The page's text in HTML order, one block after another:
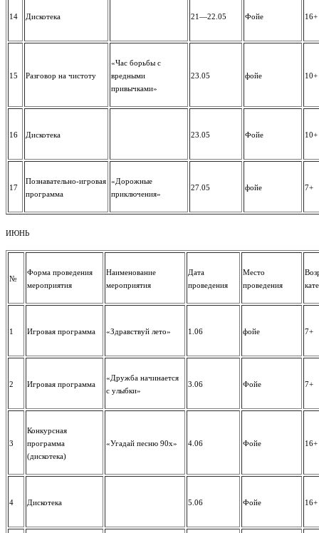
14 Дискотека 21—22.05 Фойе 16+
15 Разговор на чистоту
«Час борьбы с
вредными
привычками»
23.05 фойе 10+
16 Дискотека 23.05 Фойе 10+
17
Познавательно-игровая
программа
«Дорожные
приключения»
27.05 фойе 7+
ИЮНЬ
№
Форма проведения
мероприятия
Наименование
мероприятия
Дата
проведения
Место
проведения
1 Игровая программа «Здравствуй лето» 1.06 фойе 7+
2 Игровая программа
«Дружба начинается
с улыбки»
3.06 Фойе 7+
3
Конкурсная
программа
(дискотека)
«Угадай песню 90х» 4.06 Фойе 16+
4 Дискотека 5.06 Фойе 16+